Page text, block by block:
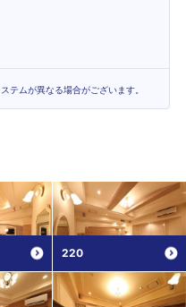
テムが異なる場合がございます。
220